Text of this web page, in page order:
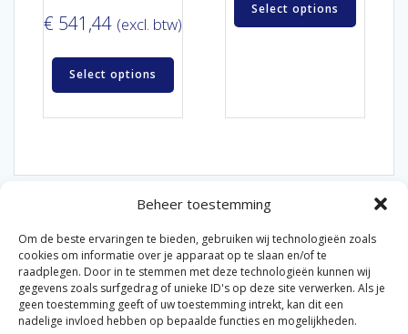
Beheer toestemming
Om de beste ervaringen te bieden, gebruiken wij technologieën zoals
cookies om informatie over je apparaat op te slaan en/of te
raadplegen. Door in te stemmen met deze technologieën kunnen wij
gegevens zoals surfgedrag of unieke ID's op deze site verwerken. Als je
geen toestemming geeft of uw toestemming intrekt, kan dit een
nadelige invloed hebben op bepaalde functies en mogelijkheden.
€ 541,44 (excl. btw)
Select options
Select options
© 2026 Van der Bel Las en Radiateurenbedrijf.